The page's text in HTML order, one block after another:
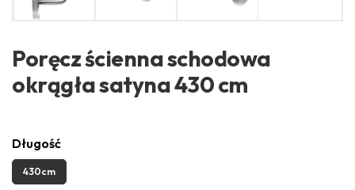
Poręcz ścienna schodowa
okrągła satyna 430 cm
Długość
430cm